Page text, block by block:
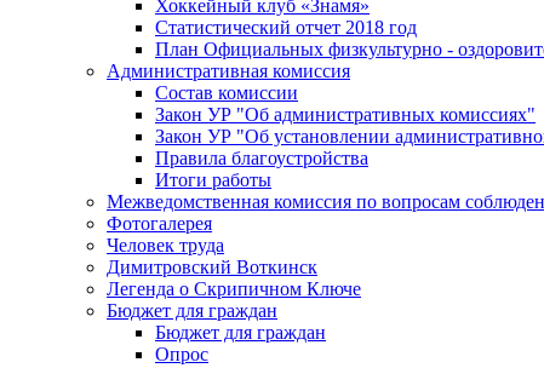
Хоккейный клуб «Знамя»
Статистический отчет 2018 год
План Официальных физкультурно -
Административная комиссия
Состав комиссии
Закон УР "Об административных комиссиях"
Закон УР "Об установлении
Правила благоустройства
Итоги работы
Межведомственная комиссия по вопросам
Фотогалерея
Человек труда
Димитровский Воткинск
Легенда о Скрипичном Ключе
Бюджет для граждан
Бюджет для граждан
Опрос